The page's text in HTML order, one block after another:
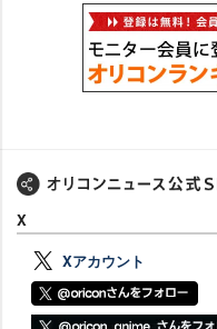
X
Xアカウント